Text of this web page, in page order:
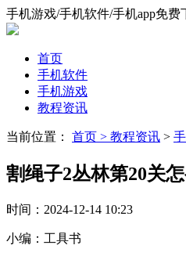
手机游戏/手机软件/手机app免费
首页
手机软件
手机游戏
教程资讯
当前位置： 首页 > 教程资讯 >
割绳子2丛林第20关
时间： 2024-12-14 10:23
小编： 工具书